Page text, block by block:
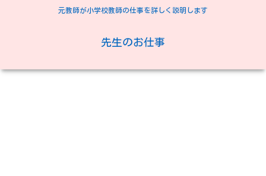
元教師が小学校教師の仕事を詳しく説明します
先生のお仕事